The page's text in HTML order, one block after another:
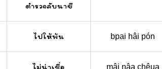
ตำรวจลับนาซี
ไปให้พ้น bpai hâi pón
ไม่น่าเชื่อ mâi nâa chêua